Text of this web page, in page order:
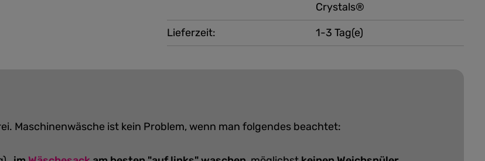
Crystals®
Lieferzeit:
1-3 Tag(e)
Maschinenwäsche ist kein Problem, wenn man folgendes beachtet: